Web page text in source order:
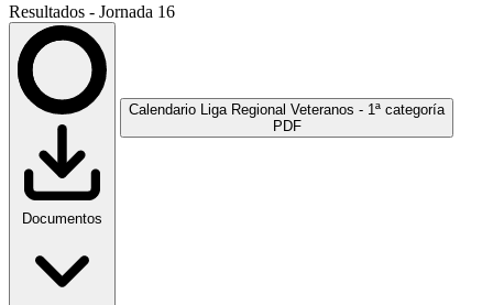
Resultados - Jornada 16
Documentos
Calendario Liga Regional Veteranos - 1ª categoría
PDF